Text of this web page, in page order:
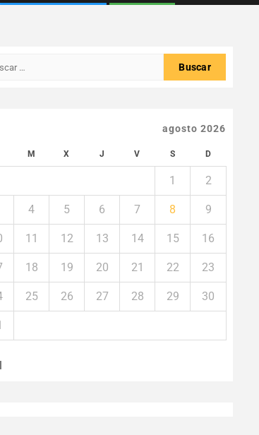
agosto 2026
M X J V S D
1 2
4 5 6 7 8 9
11 12 13 14 15 16
18 19 20 21 22 23
25 26 27 28 29 30